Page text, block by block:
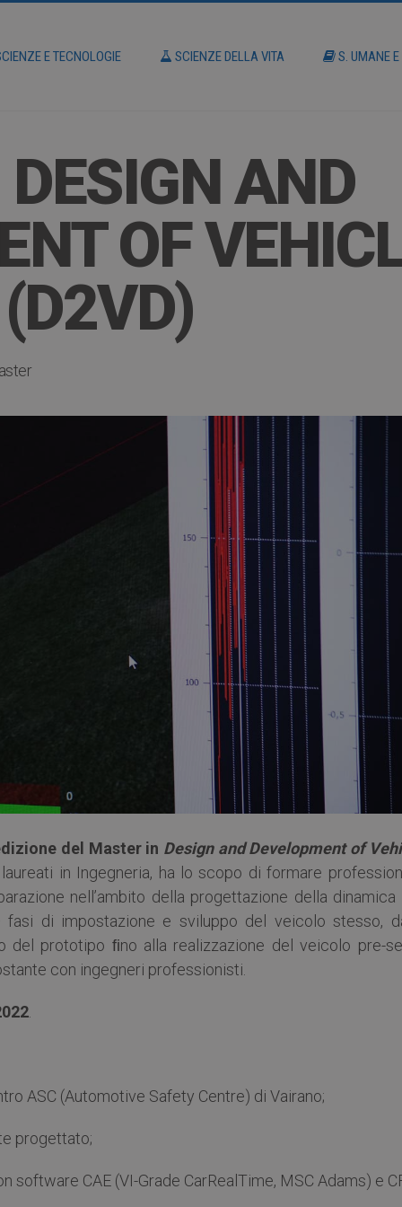
E TECNOLOGIE SCIENZE DELLA VITA S. UMANE
AND
OF
del Master in Design and Development of
laureati in Ingegneria, ha lo scopo di formare
nell’ambito della progettazione della dinamica
di impostazione e sviluppo del veicolo stesso,
del prototipo ﬁno alla realizzazione del veicolo pre-
con ingegneri professionisti.
ASC (Automotive Safety Centre) di Vairano;
progettato;
CAE (VI-Grade CarRealTime, MSC Adams) e